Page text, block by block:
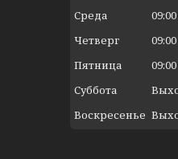
Среда
09:00
Четверг
09:00
Пятница
09:00
Суббота
Воскресенье